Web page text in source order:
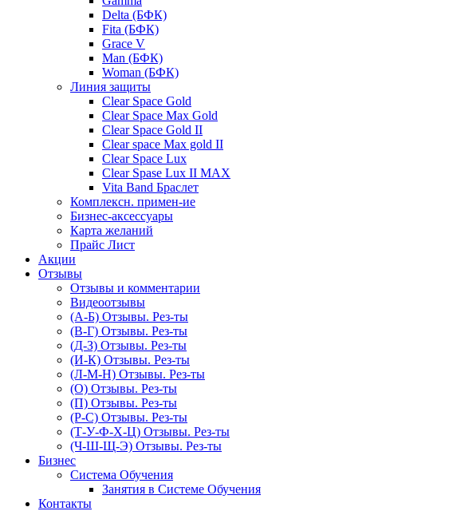
Delta (БФК)
Fita (БФК)
Grace V
Man (БФК)
Woman (БФК)
Линия защиты
Clear Space Gold
Clear Space Max Gold
Clear Space Gold II
Clear space Max gold II
Clear Space Lux
Clear Spase Lux II MAX
Vita Band Браслет
Комплексн. примен-ие
Бизнес-аксессуары
Карта желаний
Прайс Лист
Акции
Отзывы
Отзывы и комментарии
Видеоотзывы
(А-Б) Отзывы. Рез-ты
(В-Г) Отзывы. Рез-ты
(Д-З) Отзывы. Рез-ты
(И-К) Отзывы. Рез-ты
(Л-М-Н) Отзывы. Рез-ты
(О) Отзывы. Рез-ты
(П) Отзывы. Рез-ты
(Р-С) Отзывы. Рез-ты
(Т-У-Ф-Х-Ц) Отзывы. Рез-ты
(Ч-Ш-Щ-Э) Отзывы. Рез-ты
Бизнес
Система Обучения
Занятия в Системе Обучения
Контакты